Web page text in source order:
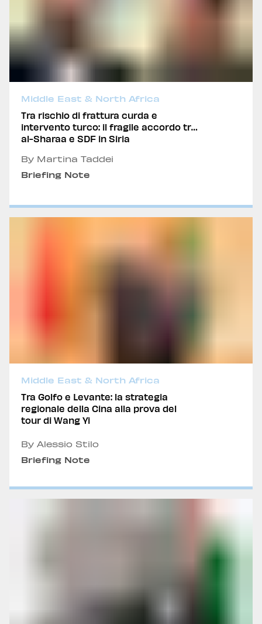
Middle East & North Africa
Tra rischio di frattura curda e
intervento turco: il fragile accordo tra
al-Sharaa e SDF in Siria
By Martina Taddei
Briefing Note
Middle East & North Africa
Tra Golfo e Levante: la strategia
regionale della Cina alla prova del
tour di Wang Yi
By Alessio Stilo
Briefing Note